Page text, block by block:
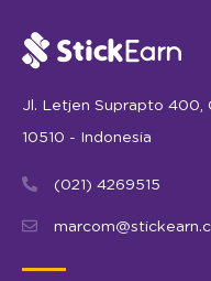
Jl. Letjen Suprapto 400,
10510 - Indonesia
(021) 4269515